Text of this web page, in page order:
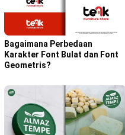
Bagaimana Perbedaan
Karakter Font Bulat dan Font
Geometris?